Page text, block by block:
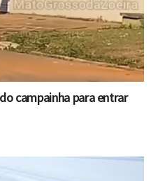
campainha para entrar